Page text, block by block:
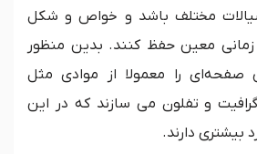
مختلف باشد و خواص و شکل
معین حفظ کنند. بدین منظور
صفحه‌ای را معمولا از موادی مثل
و تفلون می سازند که در این
بیشتری دارند.